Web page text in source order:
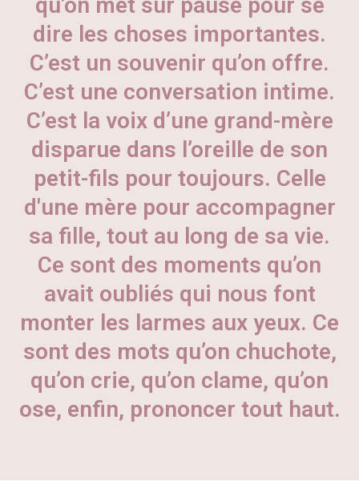
dire les choses importantes.
C’est un souvenir qu’on offre.
C’est une conversation intime.
C’est la voix d’une grand-mère
disparue dans l’oreille de son
petit-fils pour toujours. Celle
d'une mère pour accompagner
sa fille, tout au long de sa vie.
Ce sont des moments qu’on
avait oubliés qui nous font
monter les larmes aux yeux. Ce
sont des mots qu’on chuchote,
qu’on crie, qu’on clame, qu’on
ose, enfin, prononcer tout haut.